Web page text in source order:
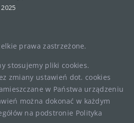
prawa zastrzeżone.
stosujemy pliki cookies.
zmiany ustawień dot. cookies
w Państwa urządzeniu
można dokonać w każdym
na podstronie Polityka